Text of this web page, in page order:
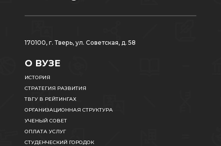
170100, г. Тверь, ул. Советская, д. 58
О ВУЗЕ
ИСТОРИЯ
СТРАТЕГИЯ РАЗВИТИЯ
ТВГУ В РЕЙТИНГАХ
ОРГАНИЗАЦИОННАЯ СТРУКТУРА
УЧЕНЫЙ СОВЕТ
ОПЛАТА УСЛУГ
СТУДЕНЧЕСКИЙ ГОРОДОК